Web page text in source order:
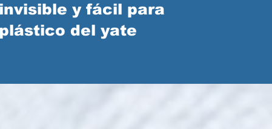
y fácil para
del yate